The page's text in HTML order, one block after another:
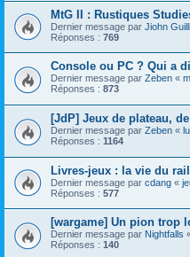
MtG II : Rustiques
Dernier message par Jiohn
Réponses : 769
Console ou PC ? Qui a
Dernier message par Zeben «
Réponses : 873
[JdP] Jeux de plateau,
Dernier message par Zeben «
Réponses : 1164
Livres-jeux : la vie du rail
Dernier message par cdang «
Réponses : 577
[wargame] Un pion trop
Dernier message par Nightfalls
Réponses : 140